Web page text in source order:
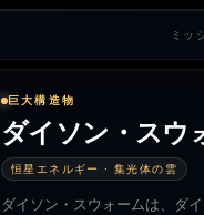
ミッ
巨大構造物
ダイソン・スウ
恒星エネルギー · 集光体の雲
ダイソン・スウォームは、ダ